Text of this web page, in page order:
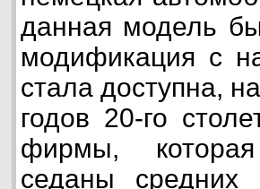
данная модель
модификация с
стала доступна,
годов 20-го
фирмы,
седаны средних